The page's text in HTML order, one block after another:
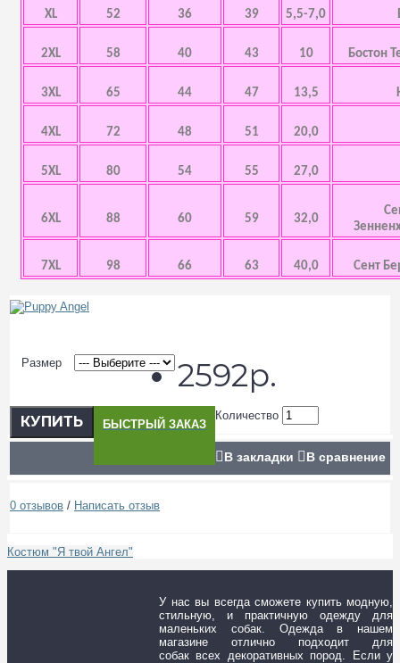
XL 52 36 39 5,5-7,0
2XL 58 40 43 10 Бостон
3XL 65 44 47 13,5
4XL 72 48 51 20,0
5XL 80 54 55 27,0
6XL 88 60 59 32,0
7XL 98 66 63 40,0 Сент
Размер 2592р.
Количество
КУПИТЬ БЫСТРЫЙ ЗАКАЗ
В закладки В сравнение
0 отзывов / Написать отзыв
Костюм "Я твой Ангел"
У нас вы всегда сможете купить модную,
стильную, и практичную одежду для
маленьких собак. Одежда в нашем
магазине отлично подходит для
собак всех декоративных пород. Если у